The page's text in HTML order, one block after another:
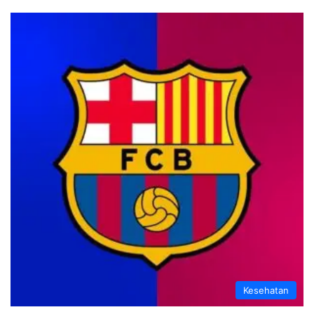
Kesehatan